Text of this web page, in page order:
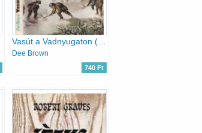
Vasút a Vadnyugaton (szivárvány)
Dee Brown
740 Ft